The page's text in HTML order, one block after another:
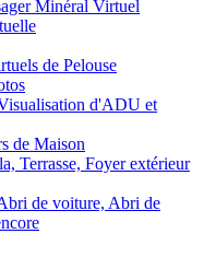
Minéral Virtuel
de Pelouse
d'ADU et
de Maison
Terrasse, Foyer extérieur
de voiture, Abri de